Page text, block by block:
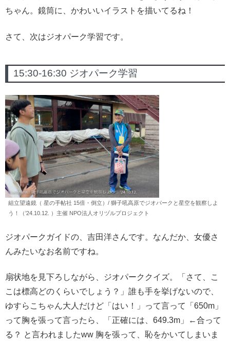
ちゃん。鏡筒に、かわいいイラストを描いてるね！
さて、次はジオパーク学習です。
15:30-16:30 ジオパーク学習
組立望遠鏡（ 星の手帖社 15倍・倒立）/ 獅子吼高原でジオパークと星空を観察しよ
う！（’24.10.12. ）主催 NPO法人オリヅルプロジェクト
ジオパークガイドの、吉田洋さんです。なんだか、女優さ
んみたいなお名前ですね。
扇状地を見下ろしながら、ジオパーククイズ。「さて、こ
こは標高どのくらいでしょう？」誰も手を挙げないので、
ゆすらこちゃん大人だけど「はい！」って言って「650m」
って胸を張って言ったら、「正確には、649.3m」←合って
る？ と言われましたww 胸を張って、恥をかいてしまいま